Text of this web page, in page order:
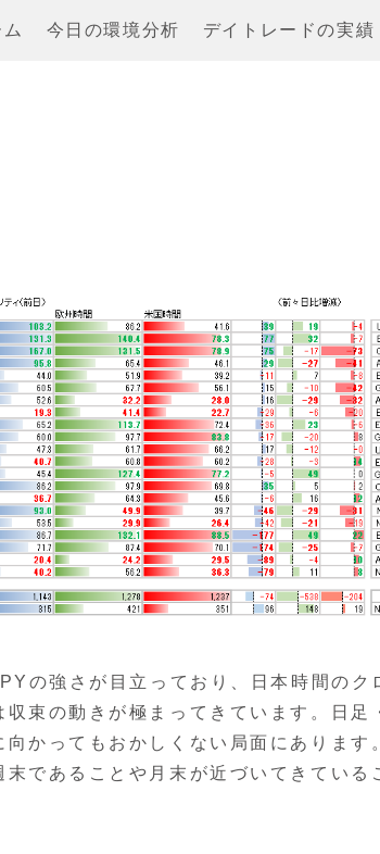
今日の環境分析 デイトレードの実績
の強さが目立っており、日本時間のク
束の動きが極まってきています。日足
かってもおかしくない局面にあります
であることや月末が近づいてきている